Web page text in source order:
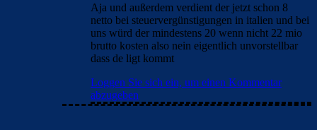
Aja und außerdem verdient der jetzt schon 8
netto bei steuervergünstigungen in italien und bei
uns würd der mindestens 20 wenn nicht 22 mio
brutto kosten also nein eigentlich unvorstellbar
dass de ligt kommt
Loggen Sie sich ein, um einen Kommentar
abzugeben